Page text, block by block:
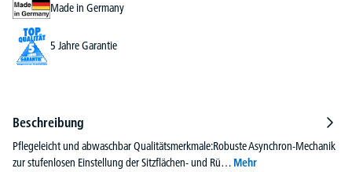
Made in Germany
5 Jahre Garantie
Beschreibung
Pflegeleicht und abwaschbar Qualitätsmerkmale:Robuste Asynchron-Mechanik
zur stufenlosen Einstellung der Sitzflächen- und Rü… Mehr